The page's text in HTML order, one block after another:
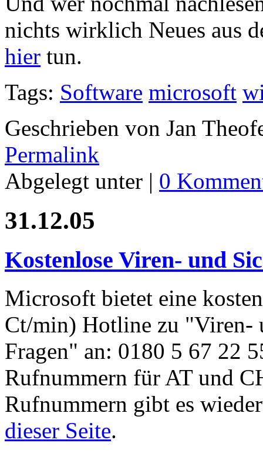
nichts wirklich Neues aus
hier tun.
Tags: Software microsoft
Geschrieben von Jan
Permalink
Abgelegt unter | 0
31.12.05
Kostenlose Viren- und
Microsoft bietet eine
Ct/min) Hotline zu "Viren-
Fragen" an: 0180 5 67 22
Rufnummern für AT und
Rufnummern gibt es
dieser Seite.